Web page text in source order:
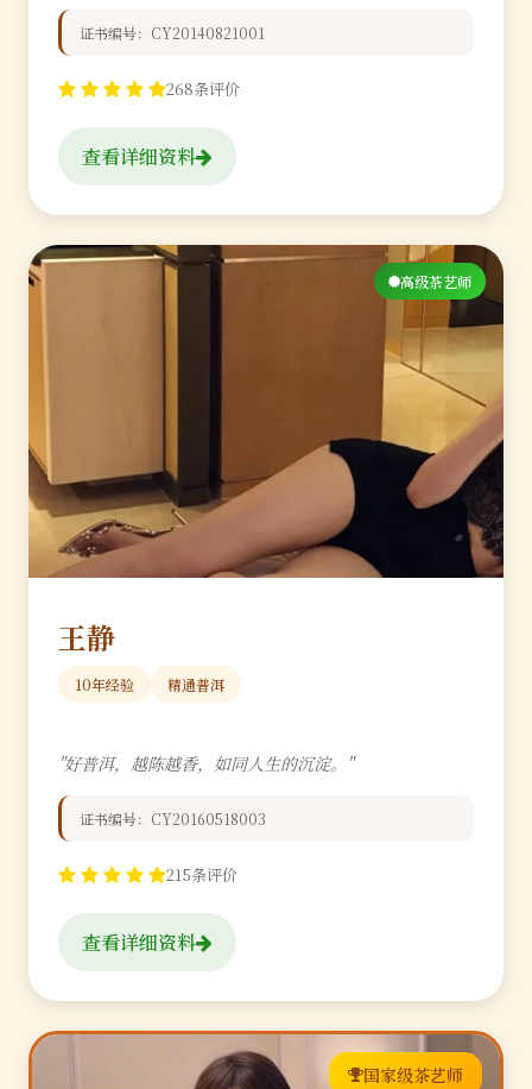
证书编号：CY20140821001
268条评价
查看详细资料
高级茶艺师
王静
10年经验 精通普洱
"好普洱，越陈越香，如同人生的沉淀。"
证书编号：CY20160518003
215条评价
查看详细资料
国家级茶艺师